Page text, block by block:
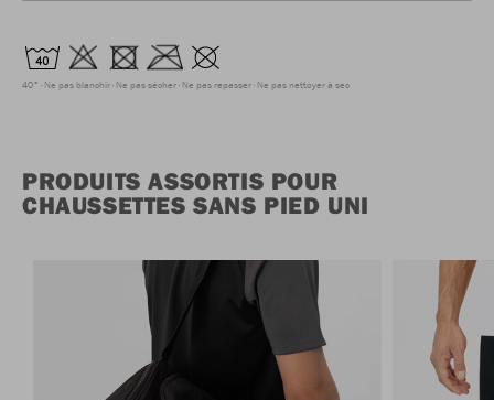
40° Ne pas blanchir Ne pas sécher Ne pas repasser Ne pas nettoyer à sec
PRODUITS ASSORTIS POUR
CHAUSSETTES SANS PIED UNI